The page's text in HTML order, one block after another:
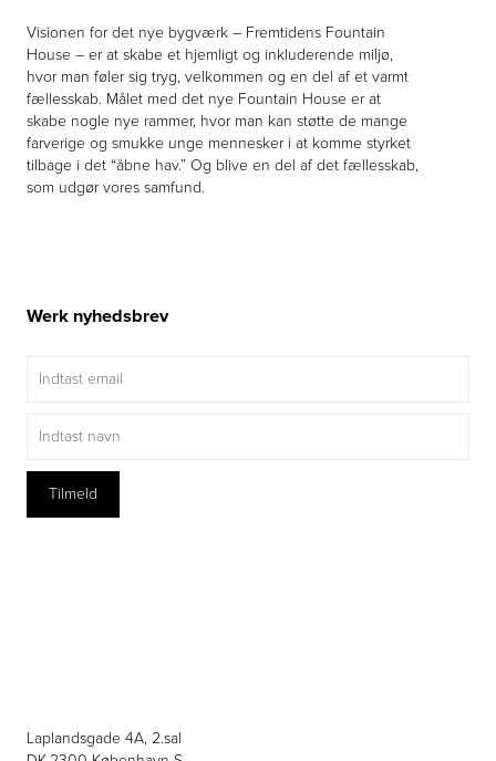
Visionen for det nye bygværk – Fremtidens Fountain
House – er at skabe et hjemligt og inkluderende miljø,
hvor man føler sig tryg, velkommen og en del af et varmt
fællesskab. Målet med det nye Fountain House er at
skabe nogle nye rammer, hvor man kan støtte de mange
farverige og smukke unge mennesker i at komme styrket
tilbage i det “åbne hav.” Og blive en del af det fællesskab,
som udgør vores samfund.
Werk nyhedsbrev
Laplandsgade 4A, 2.sal